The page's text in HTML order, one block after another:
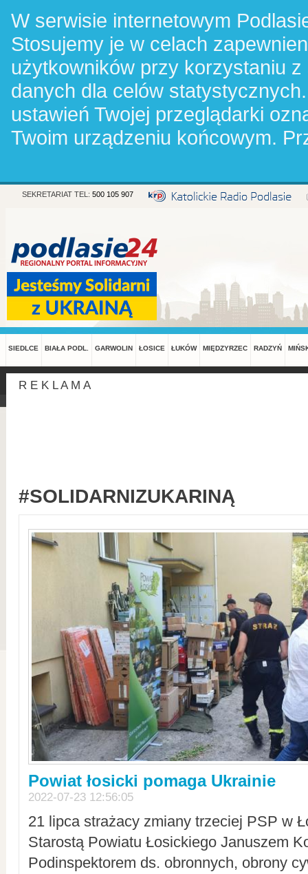
W serwisie internetowym
Stosujemy je w celach
użytkowników przy korzystaniu
danych dla celów
ustawień Twojej przeglądarki
Twoim urządzeniu końcowym.
SEKRETARIAT TEL: 500 105 907
SIEDLCE BIAŁA PODL. GARWOLIN ŁOSICE ŁUKÓW MIĘDZYRZEC RADZYŃ
R E K L A M A
#SOLIDARNIZUKARINĄ
Powiat łosicki pomaga Ukrainie
2022-07-23 12:56:05
21 lipca strażacy zmiany trzeciej PSP w
Starostą Powiatu Łosickiego Januszem
Podinspektorem ds. obronnych, obrony